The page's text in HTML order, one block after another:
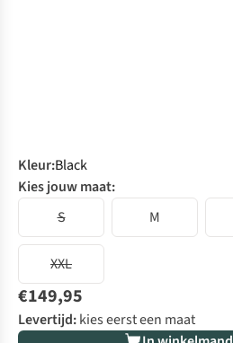
Kleur:Black
Kies jouw maat:
S
M
XXL
€149,95
Levertijd:kies eerst een maat